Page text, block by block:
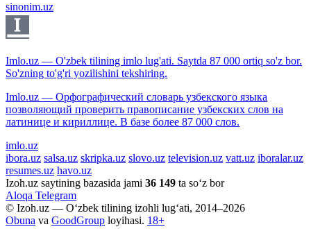
sinonim.uz
Imlo.uz — O'zbek tilining imlo lug'ati. Saytda 87 000 ortiq so'z bor.
So'zning to'g'ri yozilishini tekshiring.
Imlo.uz — Орфографический словарь узбекского языка
позволяющий проверить правописание узбекских слов на
латинице и кириллице. В базе более 87 000 слов.
imlo.uz
ibora.uz salsa.uz skripka.uz slovo.uz television.uz vatt.uz iboralar.uz
resumes.uz havo.uz
Izoh.uz saytining bazasida jami 36 149 ta so‘z bor
Aloqa Telegram
© Izoh.uz — O‘zbek tilining izohli lug‘ati, 2014–2026
Obuna va GoodGroup loyihasi. 18+